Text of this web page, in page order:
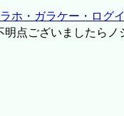
ホ・ガラケー・ログ
点ございましたらノ